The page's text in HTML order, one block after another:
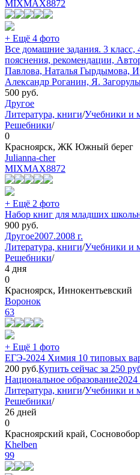
MIXMAX8872
+ Ещё 4 фото
Все домашние задания. 3 класс,
пояснения, рекомендации,
Павлова, Наталья Гырдымова,
Александр Роганин, Я.
500 руб.
Другое
Литература, книги/Учебники и
Решебники/
0
Красноярск, ЖК Южный берег
Julianna-cher
MIXMAX8872
+ Ещё 2 фото
Набор книг для младших
900 руб.
Другое2007.2008 г.
Литература, книги/Учебники и
Решебники/
4 дня
0
Красноярск, Иннокентьевский
Воронок
63
+ Ещё 1 фото
ЕГЭ-2024 Химия 10 типовых
200 руб.Купить сейчас за 250
Национальное образование2024
Литература, книги/Учебники и
Решебники/
26 дней
0
Красноярский край,
Khelben
99